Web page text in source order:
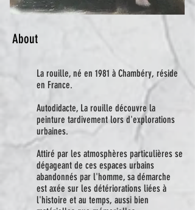
About
La rouille, né en 1981 à Chambéry, réside
en France.
Autodidacte, La rouille découvre la
peinture tardivement lors d'explorations
urbaines.
Attiré par les atmosphères particulières se
dégageant de ces espaces urbains
abandonnés par l'homme, sa démarche
est axée sur les détériorations liées à
l'histoire et au temps, aussi bien